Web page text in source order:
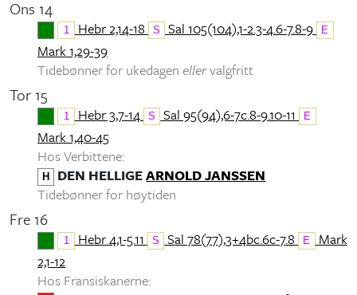
Ons 14
1 Hebr 2,14-18 S Sal 105(104),1-2.3-4.6-7.8-9 E
Mark 1,29-39
Tidebønner for ukedagen ellervalgfritt
Tor 15
1 Hebr 3,7-14 S Sal 95(94),6-7c.8-9.10-11 E
Mark 1,40-45
Hos Verbittene:
H DEN HELLIGEARNOLD JANSSEN
Tidebønner for høytiden
Fre 16
1 Hebr 4,1-5.11 S Sal 78(77),3+4bc.6c-7.8 E Mark
2,1-12
Hos Fransiskanerne: